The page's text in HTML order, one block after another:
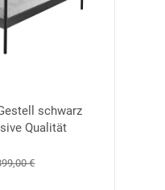
schwarz
Qualität
€